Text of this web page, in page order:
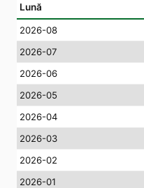
Lună
2026-08
2026-07
2026-06
2026-05
2026-04
2026-03
2026-02
2026-01